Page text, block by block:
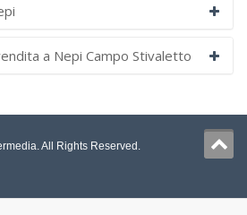
a Nepi Campo Stivaletto
All Rights Reserved.